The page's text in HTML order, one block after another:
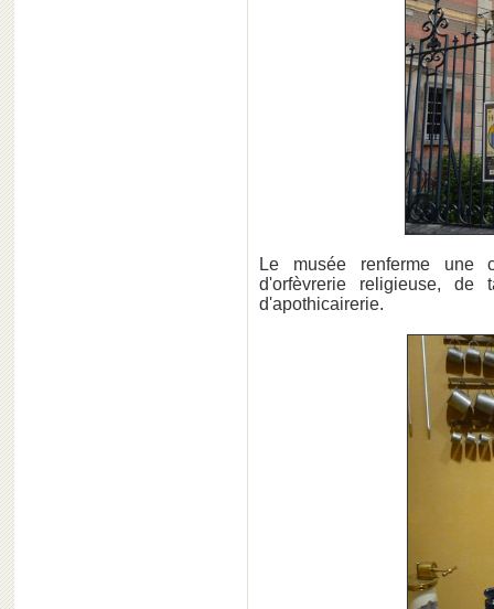
Le musée renferme une
d'orfèvrerie religieuse, de
d'apothicairerie.